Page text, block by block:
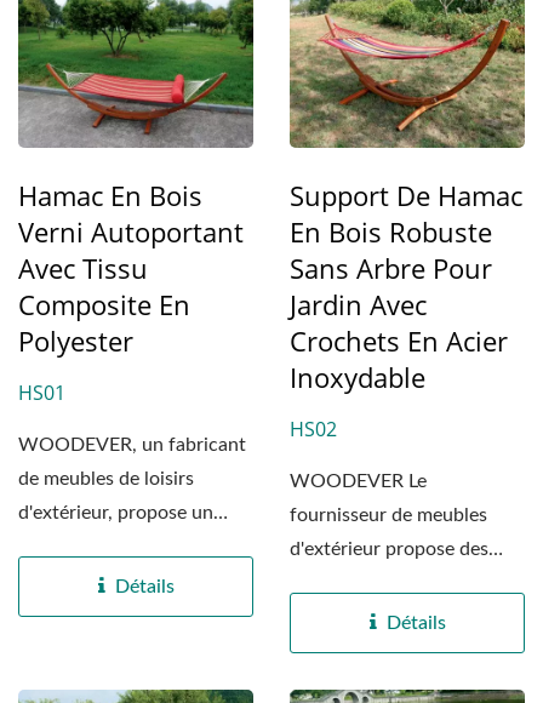
Hamac En Bois
Verni Autoportant
Avec Tissu
Composite En
Polyester
HS01
WOODEVER, un fabricant
de meubles de loisirs
d'extérieur, propose un
Détails
Support De Hamac
En Bois Robuste
Sans Arbre Pour
Jardin Avec
Crochets En Acier
Inoxydable
HS02
WOODEVER Le
fournisseur de meubles
d'extérieur propose des
supports...
Détails